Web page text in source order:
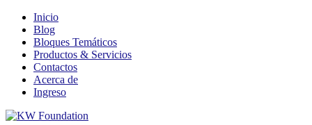
Inicio
Blog
Bloques Temáticos
Productos & Servicios
Contactos
Acerca de
Ingreso